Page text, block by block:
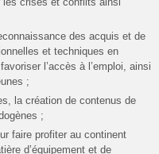
des acquis et de
et techniques en
l’accès à l’emploi, ainsi
;
la création de contenus de
;
faire profiter au continent
d’équipement et de